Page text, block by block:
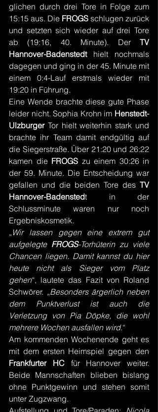
glichen durch drei Tore in Folge zum
15:15 aus. Die FROGS schlugen zurück
und setzten sich wieder auf drei Tore
ab (19:16, 40. Minute). Der TV
Hannover-Badenstedt hielt nochmals
dagegen und ging in der 45. Minute mit
einem 0:4-Lauf erstmals wieder mit
19:20 in Führung.
Eine Wende brachte diese gute Phase
leider nicht. Sophia Krohn im Henstedt-
Ulzburger Tor hielt weiterhin stark und
brachte ihr Team damit endgültig auf
die Siegerstraße. Über 21:20 und 26:22
kamen die FROGS zu einem 30:26 in
der 59. Minute. Die Entscheidung war
gefallen und die beiden Tore des TV
Hannover-Badenstedt in der
Schlussminute waren nur noch
Ergebniskosmetik.
„ Wir lassen gegen eine extrem gut
aufgelegte FROGS-Torhüterin zu viele
Chancen liegen. Damit kannst du hier
heute nicht als Sieger vom Platz
gehen“, lautete das Fazit von Roland
Schwörer. „Besonders ärgerlich neben
dem Punktverlust ist auch die
Verletzung von Pia Döpke, die wohl
mehrere Wochen ausfallen wird.“
Am kommenden Wochenende geht es
Frankfurter HC für Hannover weiter.
Beide Mannschaften blieben bislang
ohne Punktgewinn und stehen somit
unter Zugzwang.